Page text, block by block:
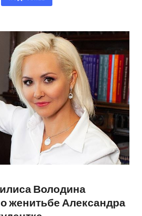
Володина
женитьбе Александра